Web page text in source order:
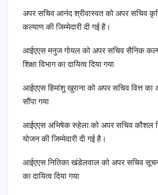
अपर सचिव आनंद श्रीवास्वत को अपर सचिव
कल्याण की जिम्मेदारी दी गई है।
आईएएस मनुज गोयल को अपर सचिव सैनिक
शिक्षा विभाग का दायित्व दिया गया
आईएएस हिमांशु खुराना को अपर सचिव वित्त का
सौंपा गया
आईएएस अभिषेक रुहेला को अपर सचिव कौशल
योजन की जिम्मेदारी दी गई है।
आईएएस नितिका खंडेलवाल को अपर सचिव सूचना
का दायित्व दिया गया